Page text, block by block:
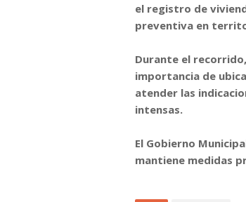
el registro de
preventiva en
Durante el
importancia de
atender las
intensas.
El Gobierno
mantiene medidas